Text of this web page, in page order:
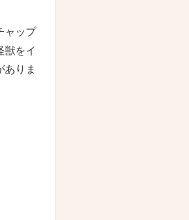
ャップ
獣をイ
ありま